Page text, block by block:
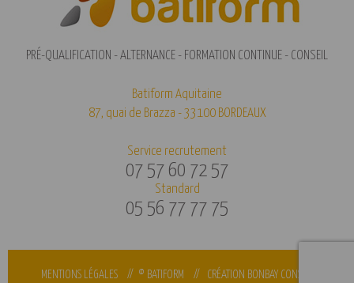
PRÉ-QUALIFICATION - ALTERNANCE - FORMATION CONTINUE - CONSEIL
Batiform Aquitaine
87, quai de Brazza - 33100 BORDEAUX
Service recrutement
07 57 60 72 57
Standard
05 56 77 77 75
MENTIONS LÉGALES// © BATIFORM // CRÉATION BONBAY CONSEIL